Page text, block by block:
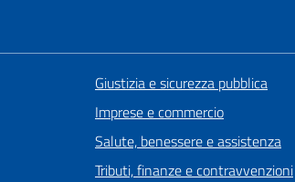
Giustizia e sicurezza pubblica
Imprese e commercio
Salute, benessere e assistenza
Tributi, finanze e contravvenzioni